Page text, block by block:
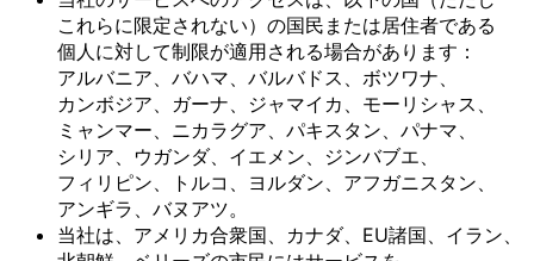
これらに限定されない）の国民または居住者である
個人に対して制限が適用される場合があります：
アルバニア、 バハマ、 バルバドス、 ボツワナ、
カンボジア、 ガーナ、 ジャマイカ、 モーリシャス、
ミャンマー、 ニカラグア、 パキスタン、 パナマ、
シリア、 ウガンダ、 イエメン、 ジンバブエ、
フィリピン、
トルコ、 ヨルダン、 アフガニスタン、
アンギラ、 バヌアツ。
当社は、 アメリカ合衆国、 カナダ、 EU諸国、 イラン、